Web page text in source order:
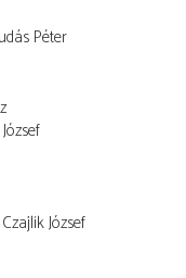
Péter
Czajlik József